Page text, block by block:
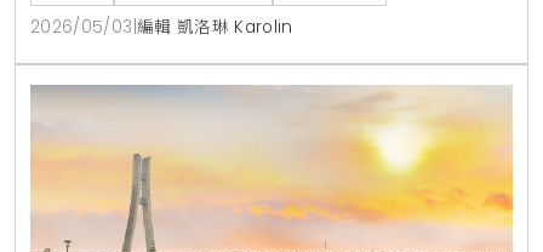
扇尾鶯棲息的微生態系統，這種都市與自然的共生模
式，正是提升休閒生活品質與環境教育價值的關鍵所
在。
2026/05/03 編輯 凱洛琳 Karolin